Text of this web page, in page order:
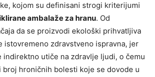
kojom su definisani strogi kriterijumi
ambalaže za hranu. Od
da se proizvodi ekološki prihvatljiva
istovremeno zdravstveno ispravna, jer
indirektno utiče na zdravlje ljudi, o čemu
broj hroničnih bolesti koje se dovode u